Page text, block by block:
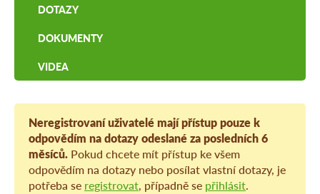
DOTAZY
DOKUMENTY
VIDEA
Neregistrovaní uživatelé mají přístup pouze k
odpovědím na dotazy odeslané za posledních 6
měsíců. Pokud chcete mít přístup ke všem
odpovědím na dotazy nebo posílat vlastní dotazy, je
potřeba se registrovat, případně se přihlásit.